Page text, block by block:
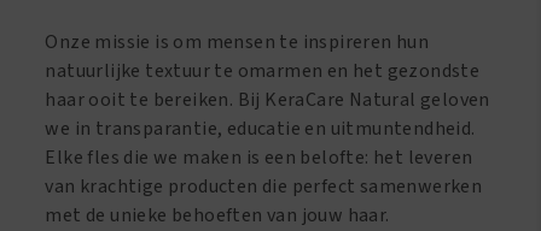
Onze missie is om mensen te inspireren hun
natuurlijke textuur te omarmen en het gezondste
haar ooit te bereiken. Bij KeraCare Natural geloven
we in transparantie, educatie en uitmuntendheid.
Elke fles die we maken is een belofte: het leveren
van krachtige producten die perfect samenwerken
met de unieke behoeften van jouw haar.